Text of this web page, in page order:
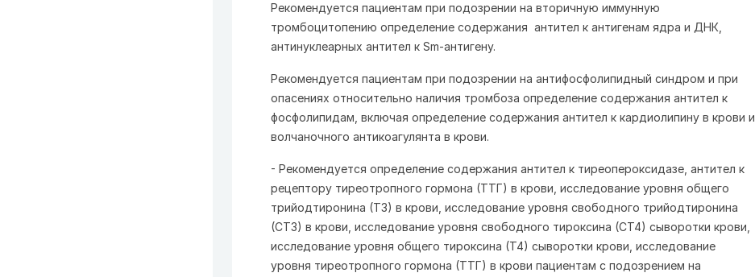
Рекомендуется пациентам при подозрении на вторичную иммунную
тромбоцитопению определение содержания антител к антигенам ядра и ДНК,
антинуклеарных антител к Sm-антигену.
Рекомендуется пациентам при подозрении на антифосфолипидный синдром и при
опасениях относительно наличия тромбоза определение содержания антител к
фосфолипидам, включая определение содержания антител к кардиолипину в крови и
волчаночного антикоагулянта в крови.
- Рекомендуется определение содержания антител к тиреопероксидазе, антител к
рецептору тиреотропного гормона (ТТГ) в крови, исследование уровня общего
трийодтиронина (Т3) в крови, исследование уровня свободного трийодтиронина
(СТ3) в крови, исследование уровня свободного тироксина (СТ4) сыворотки крови,
исследование уровня общего тироксина (Т4) сыворотки крови, исследование
уровня тиреотропного гормона (ТТГ) в крови пациентам с подозрением на